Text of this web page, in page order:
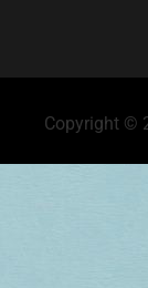
Copyright ©